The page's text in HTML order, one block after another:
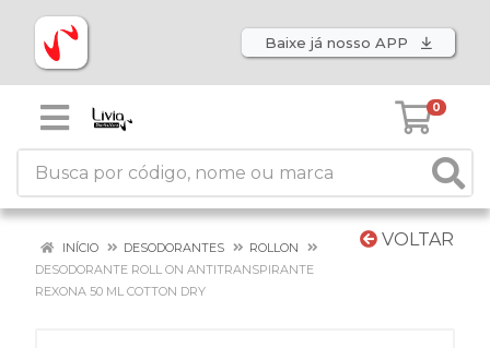
Baixe já nosso APP
0
VOLTAR
INÍCIO DESODORANTES
ROLLON
DESODORANTE ROLL ON ANTITRANSPIRANTE
REXONA 50 ML COTTON DRY